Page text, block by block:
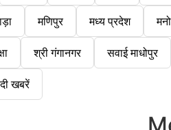
मणिपुर मध्य प्रदेश
श्री गंगानगर सवाई माधोपुर
खबरें